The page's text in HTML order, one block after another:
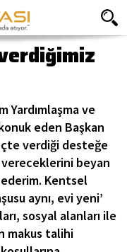
Yardımlaşma ve
eden Başkan
verdiği desteğe
beyan
Kentsel
aynı, evi yeni’
sosyal alanları ile
makus talihi